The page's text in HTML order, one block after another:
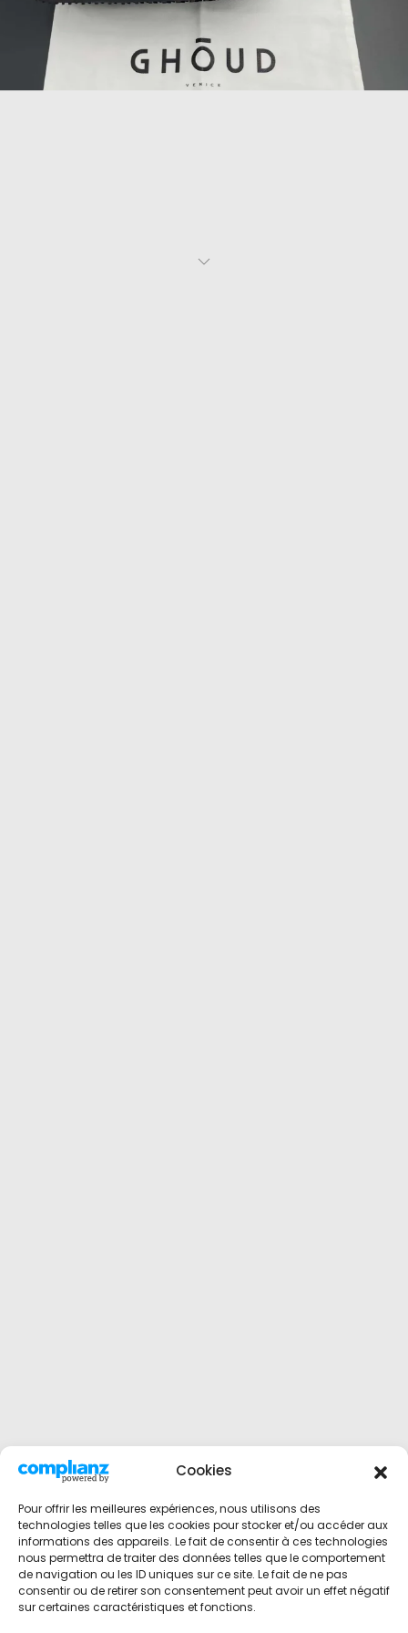
Cookies
Pour offrir les meilleures expériences, nous utilisons des
technologies telles que les cookies pour stocker et/ou accéder aux
informations des appareils. Le fait de consentir à ces technologies
nous permettra de traiter des données telles que le comportement
de navigation ou les ID uniques sur ce site. Le fait de ne pas
consentir ou de retirer son consentement peut avoir un effet négatif
sur certaines caractéristiques et fonctions.